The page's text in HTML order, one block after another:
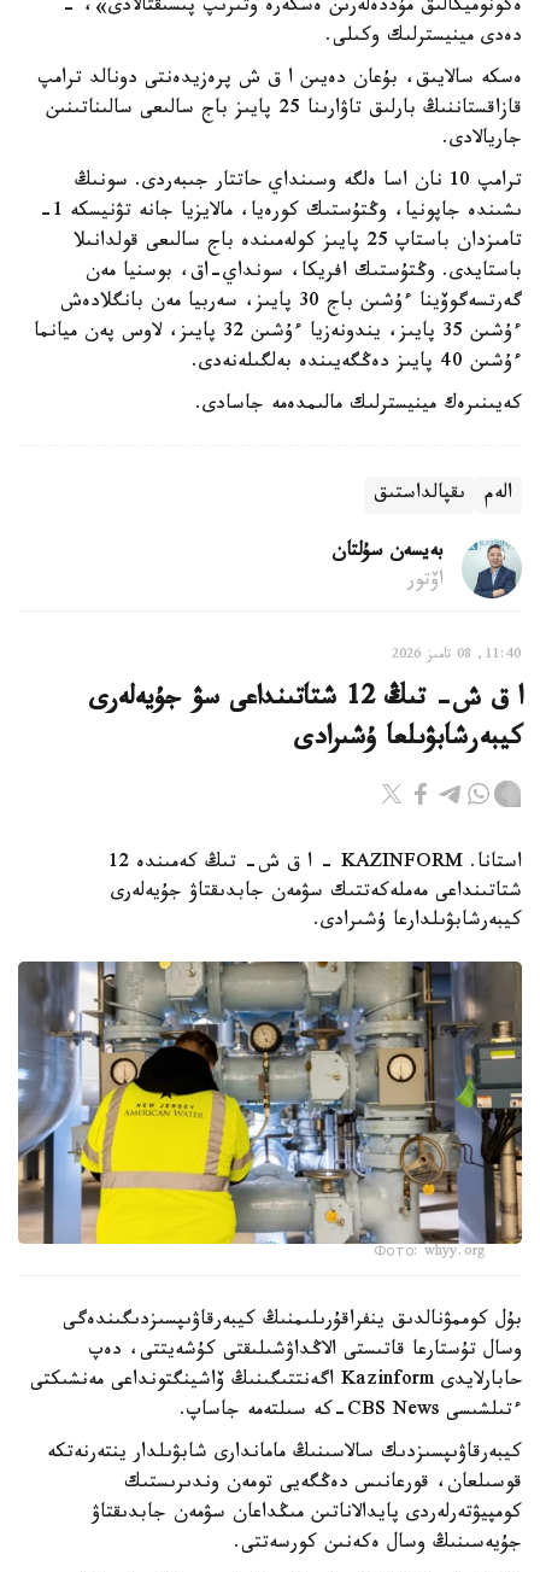
ەكونوميكالىق مۇددەلەرىن ەسكەرە وتىرىپ پىسىقتالادى»، -
دەدى مينيسترلىك وكىلى.
ەسكە سالايىق، بۇعان دەيىن ا ق ش پرەزيدەنتى دونالد ترامپ
قازاقستاننىڭ بارلىق تاۋارىنا 25 پايىز باج سالىعى سالىناتىنىن
جاريالادى.
ترامپ 10 نان اسا ەلگە وسىنداي حاتتار جىبەردى. سونىڭ
ىشىندە جاپونيا، وڭتۇستىك كورەيا، مالايزيا جانە تۋنيسكە 1-
تامىزدان باستاپ 25 پايىز كولەمىندە باج سالىعى قولدانىلا
باستايدى. وڭتۇستىك افريكا، سونداي-اق، بوسنيا مەن
گەرتسەگوۆينا ءۇشىن باج 30 پايىز، سەربيا مەن بانگلادەش
ءۇشىن 35 پايىز، يندونەزيا ءۇشىن 32 پايىز، لاوس پەن ميانما
ءۇشىن 40 پايىز دەڭگەيىندە بەلگىلەنەدى.
كەيىنىرەك مينيسترلىك مالىمدەمە جاسادى.
الەم ىقپالداستىق
بەيسەن سۇلتان
اۆتور
11:40, 08 تامىز 2026
ا ق ش- تىڭ 12 شتاتىنداعى سۋ جۇيەلەرى
كيبەرشابۋىلعا ۇشىرادى
استانا. KAZINFORM – ا ق ش- تىڭ كەمىندە 12
شتاتىنداعى مەملەكەتتىك سۋمەن جابدىقتاۋ جۇيەلەرى
كيبەرشابۋىلدارعا ۇشىرادى.
Фото: whyy.org
بۇل كوممۋنالدىق ينفراقۇرىلىمنىڭ كيبەرقاۋىپسىزدىگىندەگى
وسال تۇستارعا قاتىستى الاڭداۋشىلىقتى كۇشەيتتى، دەپ
حابارلايدى Kazinform اگەنتتىگىنىڭ ۆاشينگتونداعى مەنشىكتى
ءتىلشىسى CBS News-كە سىلتەمە جاساپ.
كيبەرقاۋىپسىزدىك سالاسىنىڭ ماماندارى شابۋىلدار ينتەرنەتكە
قوسىلعان، قورعانىس دەڭگەيى تومەن وندىرىستىك
كومپيۋتەرلەردى پايدالاناتىن مىڭداعان سۋمەن جابدىقتاۋ
جۇيەسىنىڭ وسال ەكەنىن كورسەتتى.